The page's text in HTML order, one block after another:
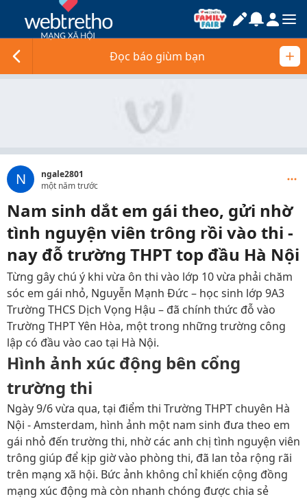
Đọc báo giùm bạn
N
ngale2801
một năm trước
Nam sinh dắt em gái theo, gửi nhờ
tình nguyện viên trông rồi vào thi -
nay đỗ trường THPT top đầu Hà Nội
Từng gây chú ý khi vừa ôn thi vào lớp 10 vừa phải chăm
sóc em gái nhỏ, Nguyễn Mạnh Đức – học sinh lớp 9A3
Trường THCS Dịch Vọng Hậu – đã chính thức đỗ vào
Trường THPT Yên Hòa, một trong những trường công
lập có đầu vào cao tại Hà Nội.
Hình ảnh xúc động bên cổng
trường thi
Ngày 9/6 vừa qua, tại điểm thi Trường THPT chuyên Hà
Nội - Amsterdam, hình ảnh một nam sinh đưa theo em
gái nhỏ đến trường thi, nhờ các anh chị tình nguyện viên
trông giúp để kịp giờ vào phòng thi, đã lan tỏa rộng rãi
trên mạng xã hội. Bức ảnh không chỉ khiến cộng đồng
mạng xúc động mà còn nhanh chóng được chia sẻ